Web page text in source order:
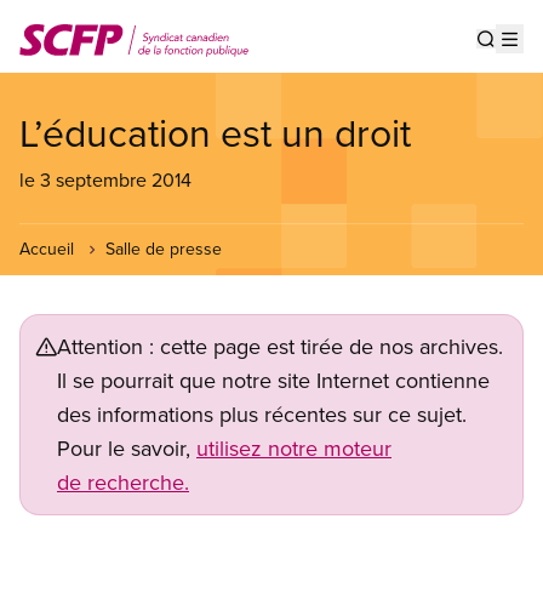
au
contenu
L’éducation est un droit
le 3 septembre 2014
Accueil Salle de presse
Attention : cette page est tirée de nos archives.
Il se pourrait que notre site Internet contienne
des informations plus récentes sur ce sujet.
Pour le savoir, utilisez notre moteur
de recherche.